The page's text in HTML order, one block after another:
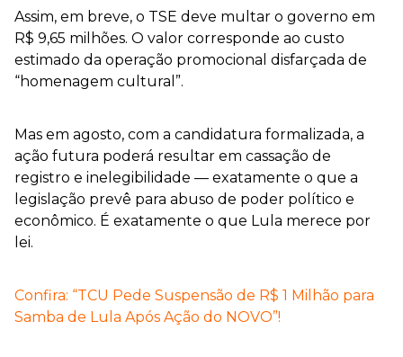
Assim, em breve, o TSE deve multar o governo em
R$ 9,65 milhões. O valor corresponde ao custo
estimado da operação promocional disfarçada de
“homenagem cultural”.
Mas em agosto, com a candidatura formalizada, a
ação futura poderá resultar em cassação de
registro e inelegibilidade — exatamente o que a
legislação prevê para abuso de poder político e
econômico. É exatamente o que Lula merece por
lei.
Confira: “TCU Pede Suspensão de R$ 1 Milhão para
Samba de Lula Após Ação do NOVO”!